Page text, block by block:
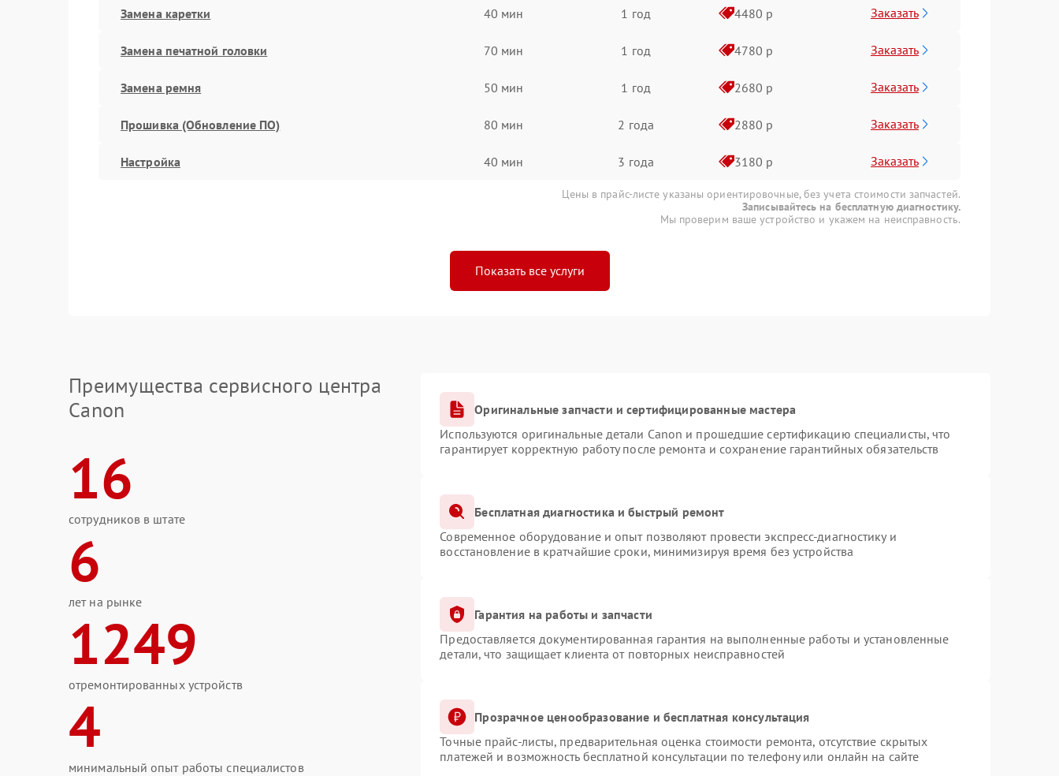
Замена каретки 40 мин 1 год 4480 р Заказать
Замена печатной головки 70 мин 1 год 4780 р Заказать
Замена ремня 50 мин 1 год 2680 р Заказать
Прошивка (Обновление ПО) 80 мин 2 года 2880 р Заказать
Настройка 40 мин 3 года 3180 р Заказать
Цены в прайс-листе указаны ориентировочные, без учета стоимости запчастей.
Записывайтесь на бесплатную диагностику.
Мы проверим ваше устройство и укажем на неисправность.
Показать все услуги
Преимущества сервисного центра
Canon
16
сотрудников в штате
6
лет на рынке
1249
отремонтированных устройств
4
минимальный опыт работы специалистов
Оригинальные запчасти и сертифицированные мастера
Используются оригинальные детали Canon и прошедшие сертификацию специалисты, что
гарантирует корректную работу после ремонта и сохранение гарантийных обязательств
Бесплатная диагностика и быстрый ремонт
Современное оборудование и опыт позволяют провести экспресс-диагностику и
восстановление в кратчайшие сроки, минимизируя время без устройства
Гарантия на работы и запчасти
Предоставляется документированная гарантия на выполненные работы и установленные
детали, что защищает клиента от повторных неисправностей
Прозрачное ценообразование и бесплатная консультация
Точные прайс-листы, предварительная оценка стоимости ремонта, отсутствие скрытых
платежей и возможность бесплатной консультации по телефону или онлайн на сайте